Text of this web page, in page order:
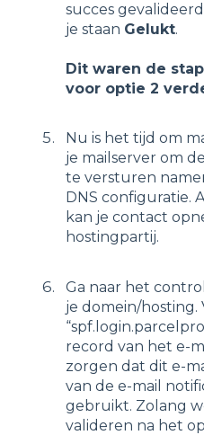
succes
je staan Gelukt.
Dit waren de
voor optie 2
Nu is het tijd om
je mailserver om
te versturen
DNS configuratie.
kan je contact
hostingpartij.
Ga naar het
je domein/hosting.
record van het e-
zorgen dat dit e-
van de e-mail
gebruikt. Zolang
valideren na het